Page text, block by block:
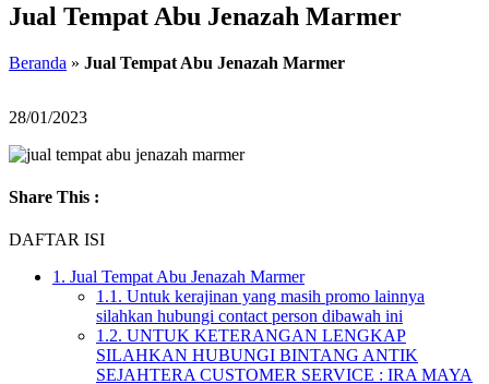
Jual Tempat Abu Jenazah Marmer
Beranda » Jual Tempat Abu Jenazah Marmer
28/01/2023
Share This :
DAFTAR ISI
1. Jual Tempat Abu Jenazah Marmer
1.1. Untuk kerajinan yang masih promo lainnya
silahkan hubungi contact person dibawah ini
1.2. UNTUK KETERANGAN LENGKAP
SILAHKAN HUBUNGI BINTANG ANTIK
SEJAHTERA CUSTOMER SERVICE : IRA MAYA